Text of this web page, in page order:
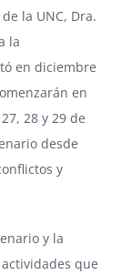
la UNC, Dra.
la
en diciembre
en
28 y 29 de
desde
y
y la
que